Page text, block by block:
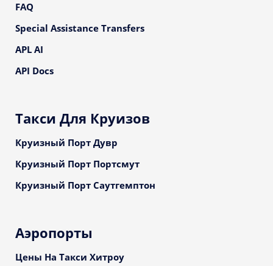
FAQ
Special Assistance Transfers
APL AI
API Docs
Такси Для Круизов
Круизный Порт Дувр
Круизный Порт Портсмут
Круизный Порт Саутгемптон
Аэропорты
Цены На Такси Хитроу